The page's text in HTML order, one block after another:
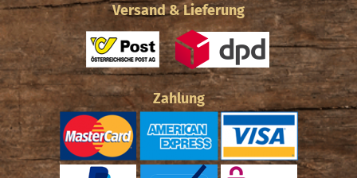
Versand & Lieferung
Zahlung